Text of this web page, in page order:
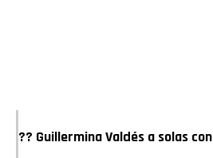
?? Guillermina Valdés a solas con